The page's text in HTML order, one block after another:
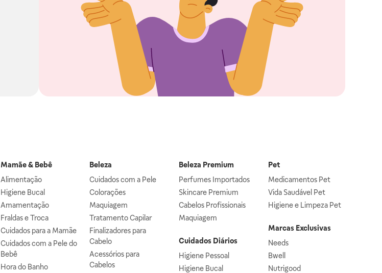
Mamãe & Bebê
Alimentação
Higiene Bucal
Amamentação
Fraldas e Troca
Cuidados para a Mamãe
Cuidados com a Pele do
Bebê
Hora do Banho
Beleza
Cuidados com a Pele
Colorações
Maquiagem
Tratamento Capilar
Finalizadores para
Cabelo
Acessórios para
Cabelos
Beleza Premium
Perfumes Importados
Skincare Premium
Cabelos Profissionais
Maquiagem
Cuidados Diários
Higiene Pessoal
Higiene Bucal
Pet
Medicamentos Pet
Vida Saudável Pet
Higiene e Limpeza Pet
Marcas Exclusivas
Needs
Bwell
Nutrigood